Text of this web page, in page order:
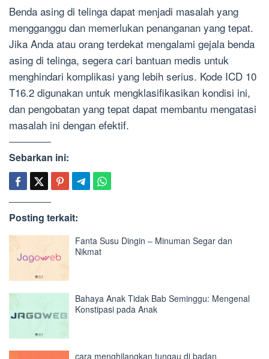
Benda asing di telinga dapat menjadi masalah yang
mengganggu dan memerlukan penanganan yang tepat.
Jika Anda atau orang terdekat mengalami gejala benda
asing di telinga, segera cari bantuan medis untuk
menghindari komplikasi yang lebih serius. Kode ICD 10
T16.2 digunakan untuk mengklasifikasikan kondisi ini,
dan pengobatan yang tepat dapat membantu mengatasi
masalah ini dengan efektif.
Sebarkan ini:
Posting terkait:
Fanta Susu Dingin – Minuman Segar dan
Nikmat
Bahaya Anak Tidak Bab Seminggu: Mengenal
Konstipasi pada Anak
cara menghilangkan tungau di badan